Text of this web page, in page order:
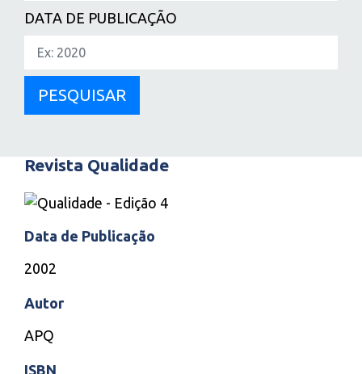
DATA DE PUBLICAÇÃO
PESQUISAR
Revista Qualidade
Data de Publicação
2002
Autor
APQ
ISBN